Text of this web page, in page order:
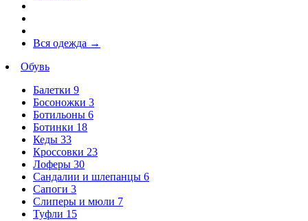
Вся одежда →
Обувь
Балетки 9
Босоножки 3
Ботильоны 6
Ботинки 18
Кеды 33
Кроссовки 23
Лоферы 30
Сандалии и шлепанцы 6
Сапоги 3
Слиперы и мюли 7
Туфли 15